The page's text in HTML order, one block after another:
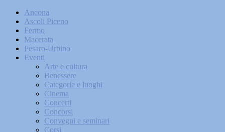
Ancona
Ascoli Piceno
Fermo
Macerata
Pesaro-Urbino
Eventi
Arte e cultura
Benessere
Categorie e luoghi
Cinema
Concerti
Concorsi
Convegni e seminari
Corsi